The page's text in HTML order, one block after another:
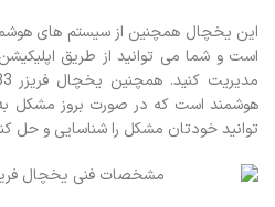
هوشمند است که در صورت بروز مشکل
توانید خودتان مشکل را شناسایی و حل